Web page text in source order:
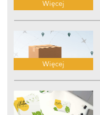
Więcej
Więcej